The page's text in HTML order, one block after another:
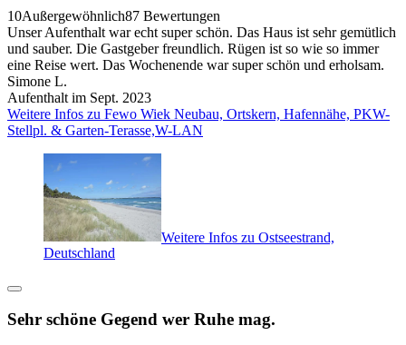
10Außergewöhnlich87 Bewertungen
Unser Aufenthalt war echt super schön. Das Haus ist sehr gemütlich
und sauber. Die Gastgeber freundlich. Rügen ist so wie so immer
eine Reise wert. Das Wochenende war super schön und erholsam.
Simone L.
Aufenthalt im Sept. 2023
Weitere Infos zu Fewo Wiek Neubau, Ortskern, Hafennähe, PKW-
Stellpl. & Garten-Terasse,W-LAN
Weitere Infos zu Ostseestrand,
Deutschland
Sehr schöne Gegend wer Ruhe mag.